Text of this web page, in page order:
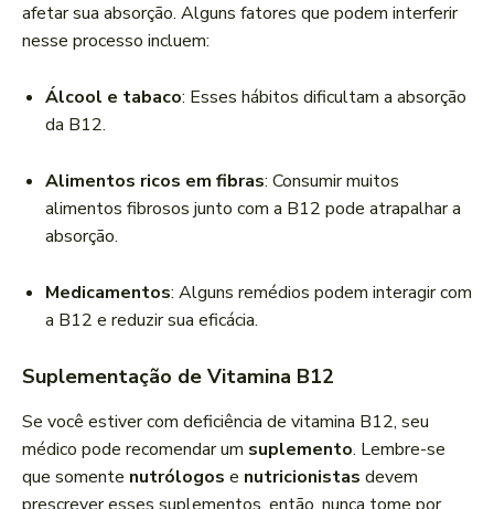
afetar sua absorção. Alguns fatores que podem interferir
nesse processo incluem:
Álcool e tabaco: Esses hábitos dificultam a absorção
da B12.
Alimentos ricos em fibras: Consumir muitos
alimentos fibrosos junto com a B12 pode atrapalhar a
absorção.
Medicamentos: Alguns remédios podem interagir com
a B12 e reduzir sua eficácia.
Suplementação de Vitamina B12
Se você estiver com deficiência de vitamina B12, seu
médico pode recomendar um suplemento. Lembre-se
que somente nutrólogos e nutricionistas devem